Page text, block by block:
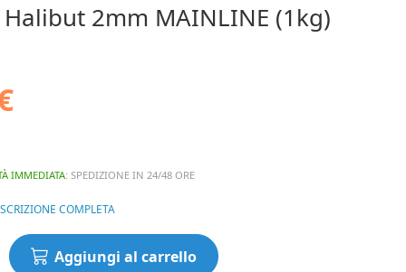
2mm MAINLINE (1kg)
IMMEDIATA: SPEDIZIONE IN 24/48 ORE
COMPLETA
Aggiungi al carrello